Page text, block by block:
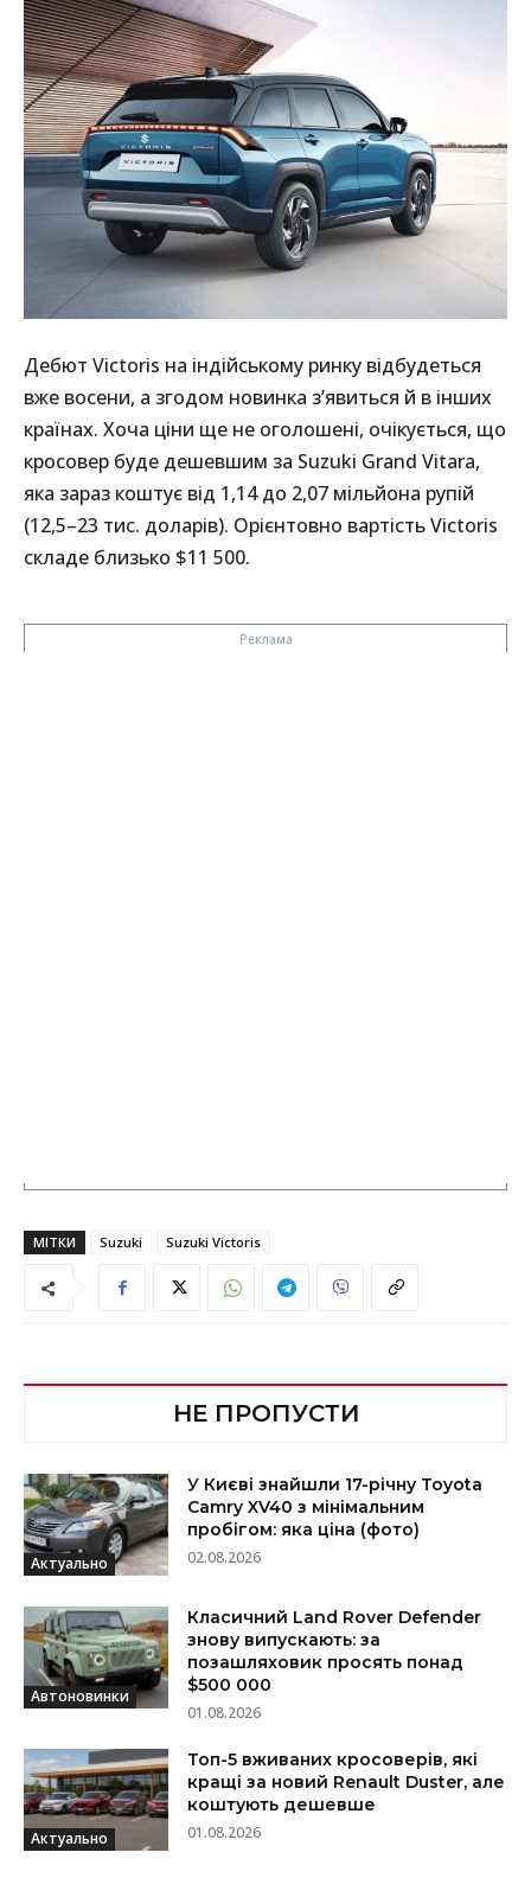
Дебют Victoris на індійському ринку відбудеться
вже восени, а згодом новинка з’явиться й в інших
країнах. Хоча ціни ще не оголошені, очікується, що
кросовер буде дешевшим за Suzuki Grand Vitara,
яка зараз коштує від 1,14 до 2,07 мільйона рупій
(12,5–23 тис. доларів). Орієнтовно вартість Victoris
складе близько $11 500.
МІТКИ Suzuki Suzuki Victoris
НЕ ПРОПУСТИ
Актуально
У Києві знайшли 17-річну Toyota
Camry XV40 з мінімальним
пробігом: яка ціна (фото)
02.08.2026
Автоновинки
Класичний Land Rover Defender
знову випускають: за
позашляховик просять понад
$500 000
01.08.2026
Актуально
Топ-5 вживаних кросоверів, які
кращі за новий Renault Duster, але
коштують дешевше
01.08.2026